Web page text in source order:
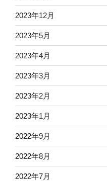
2023年12月
2023年5月
2023年4月
2023年3月
2023年2月
2023年1月
2022年9月
2022年8月
2022年7月